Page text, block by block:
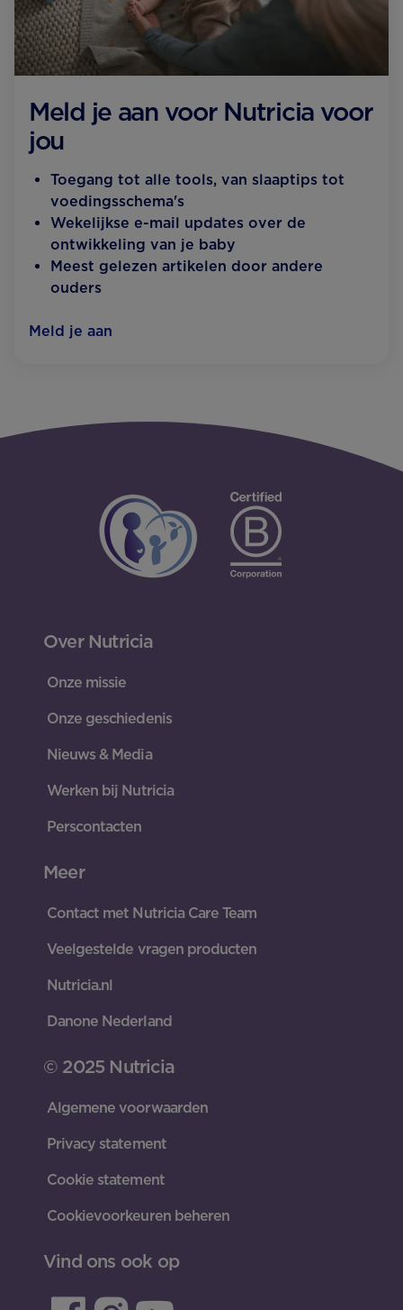
Meld je aan voor Nutricia voor
jou
Toegang tot alle tools, van slaaptips tot
voedingsschema's
Wekelijkse e-mail updates over de
ontwikkeling van je baby
Meest gelezen artikelen door andere
ouders
Meld je aan
Over Nutricia
Onze missie
Onze geschiedenis
Nieuws & Media
Werken bij Nutricia
Perscontacten
Meer
Contact met Nutricia Care Team
Veelgestelde vragen producten
Nutricia.nl
Danone Nederland
© 2025 Nutricia
Algemene voorwaarden
Privacy statement
Cookie statement
Cookievoorkeuren beheren
Vind ons ook op